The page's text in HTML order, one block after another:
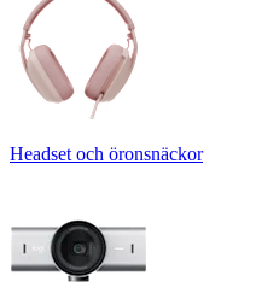
Headset och öronsnäckor